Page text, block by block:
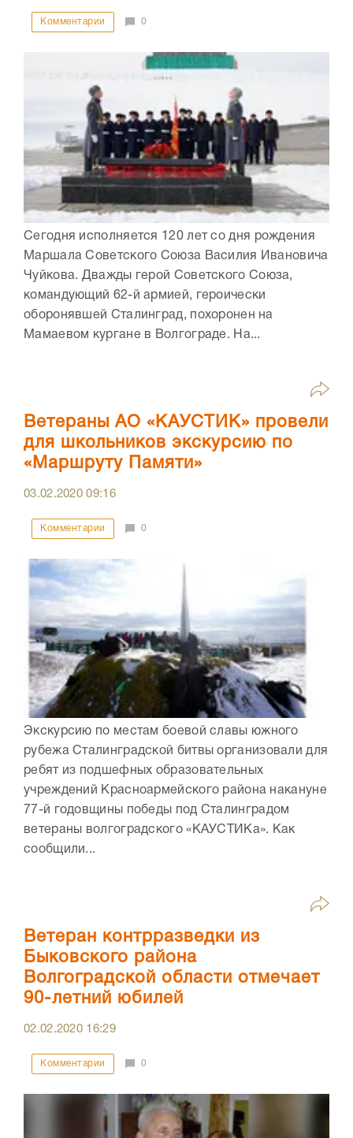
Комментарии 0
Сегодня исполняется 120 лет со дня рождения
Маршала Советского Союза Василия Ивановича
Чуйкова. Дважды герой Советского Союза,
командующий 62-й армией, героически
оборонявшей Сталинград, похоронен на
Мамаевом кургане в Волгограде. На...
Ветераны АО «КАУСТИК» провели
для школьников экскурсию по
«Маршруту Памяти»
03.02.202009:16
Комментарии 0
Экскурсию по местам боевой славы южного
рубежа Сталинградской битвы организовали для
ребят из подшефных образовательных
учреждений Красноармейского района накануне
77-й годовщины победы под Сталинградом
ветераны волгоградского «КАУСТИКа». Как
сообщили...
Ветеран контрразведки из
Быковского района
Волгоградской области отмечает
90-летний юбилей
02.02.2020 16:29
Комментарии 0